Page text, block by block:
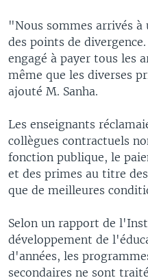
"Nous sommes arrivés à
des points de
engagé à payer tous les
même que les diverses
ajouté M. Sanha.
Les enseignants
collègues contractuels
fonction publique, le
et des primes au titre
que de meilleures
Selon un rapport de
développement de
d'années, les
secondaires ne sont